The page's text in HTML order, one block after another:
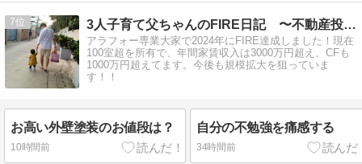
7 3人子育て父ちゃんのFIRE日記 〜不動産投資で地方移住中〜
アラフォー専業大家で2024年にFIRE達成しました！現在
100室超を所有で、年間家賃収入は3000万円超え、CFも
1000万円超えてます。今後も規模拡大を狙っていま
す！！
お高い外壁塗装のお値段は？
10時間前
自分の不勉強を痛感する
34時間前